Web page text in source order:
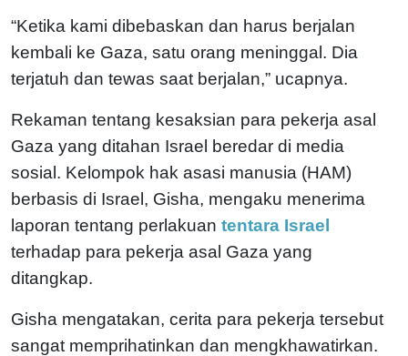
“Ketika kami dibebaskan dan harus berjalan
kembali ke Gaza, satu orang meninggal. Dia
terjatuh dan tewas saat berjalan,” ucapnya.
Rekaman tentang kesaksian para pekerja asal
Gaza yang ditahan Israel beredar di media
sosial. Kelompok hak asasi manusia (HAM)
berbasis di Israel, Gisha, mengaku menerima
laporan tentang perlakuan tentara Israel
terhadap para pekerja asal Gaza yang
ditangkap.
Gisha mengatakan, cerita para pekerja tersebut
sangat memprihatinkan dan mengkhawatirkan.